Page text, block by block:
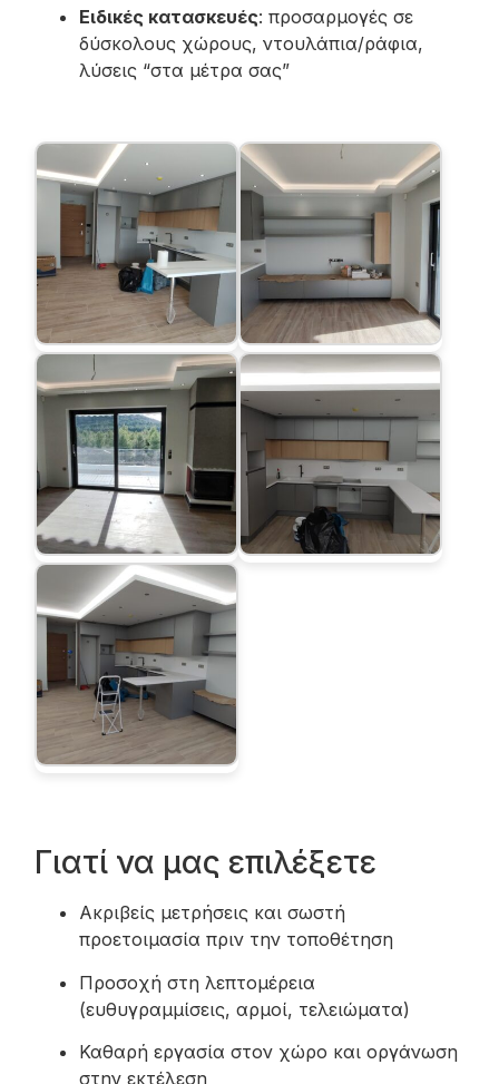
Ειδικές κατασκευές: προσαρμογές σε
δύσκολους χώρους, ντουλάπια/ράφια,
λύσεις “στα μέτρα σας”
Γιατί να μας επιλέξετε
Ακριβείς μετρήσεις και σωστή
προετοιμασία πριν την τοποθέτηση
Προσοχή στη λεπτομέρεια
(ευθυγραμμίσεις, αρμοί, τελειώματα)
Καθαρή εργασία στον χώρο και οργάνωση
στην εκτέλεση